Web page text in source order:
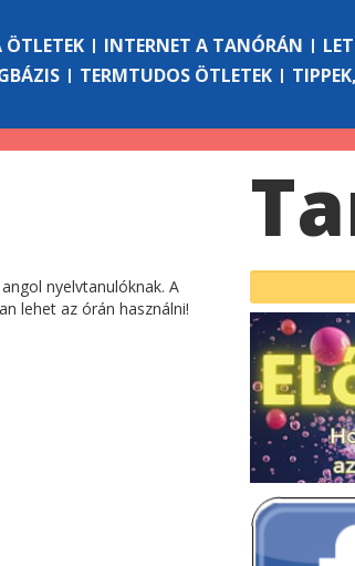
INTERNET A TANÓRÁN
TERMTUDOS ÖTLETEK
nyelvtanulóknak. A
lehet az órán használni!